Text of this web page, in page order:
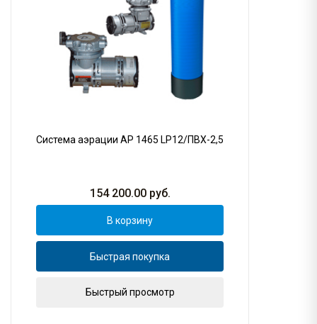
Система аэрации AP 1465 LP12/ПВХ-2,5
154 200.00руб.
В корзину
Быстрая покупка
Быстрый просмотр